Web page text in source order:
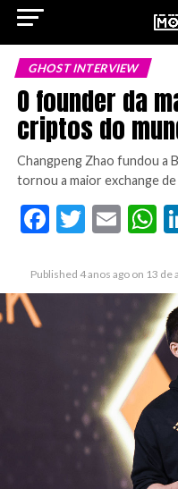
GHOST INTERVIEW
O founder da
criptos do
Changpeng Zhao fundou a
tornou a maior exchange
Facebook
Twitter
Published 4 anos ago on 13 de